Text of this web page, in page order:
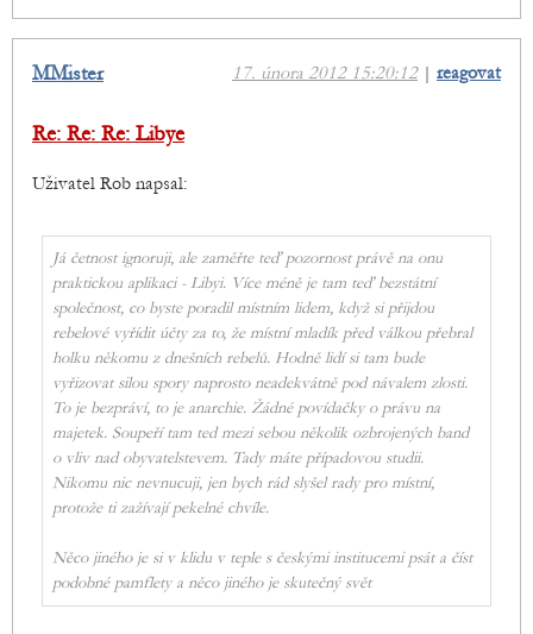
17. února 2012 15:20:12| reagovat
MMister
Re: Re: Re: Libye
Uživatel Rob napsal:
Já četnost ignoruji, ale zaměřte teď pozornost právě na onu
praktickou aplikaci - Libyi. Více méně je tam teď bezstátní
společnost, co byste poradil místním lidem, když si přijdou
rebelové vyřídit účty za to, že místní mladík před válkou přebral
holku někomu z dnešních rebelů. Hodně lidí si tam bude
vyřizovat silou spory naprosto neadekvátně pod návalem zlosti.
To je bezpráví, to je anarchie. Žádné povídačky o právu na
majetek. Soupeří tam ted mezi sebou několik ozbrojených band
o vliv nad obyvatelstevem. Tady máte případovou studii.
Nikomu nic nevnucuji, jen bych rád slyšel rady pro místní,
protože ti zažívají pekelné chvíle.
Něco jiného je si v klidu v teple s českými institucemi psát a číst
podobné pamflety a něco jiného je skutečný svět